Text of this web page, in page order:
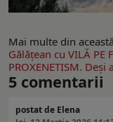
Mai multe din
Gălăţean cu VILĂ PE
PROXENETISM.
5 comentarii
postat de Elena